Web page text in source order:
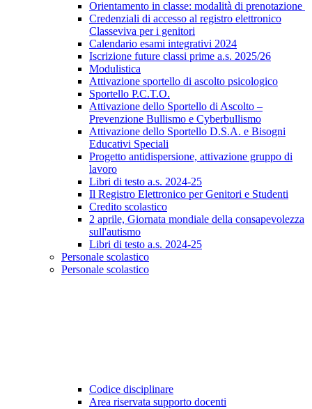
Orientamento in classe: modalità di prenotazione
Credenziali di accesso al registro elettronico
Classeviva per i genitori
Calendario esami integrativi 2024
Iscrizione future classi prime a.s. 2025/26
Modulistica
Attivazione sportello di ascolto psicologico
Sportello P.C.T.O.
Attivazione dello Sportello di Ascolto –
Prevenzione Bullismo e Cyberbullismo
Attivazione dello Sportello D.S.A. e Bisogni
Educativi Speciali
Progetto antidispersione, attivazione gruppo di
lavoro
Libri di testo a.s. 2024-25
Il Registro Elettronico per Genitori e Studenti
Credito scolastico
2 aprile, Giornata mondiale della consapevolezza
sull'autismo
Libri di testo a.s. 2024-25
Personale scolastico
Personale scolastico
Codice disciplinare
Area riservata supporto docenti